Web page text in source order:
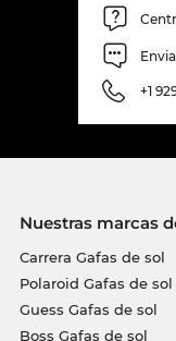
+1
Nuestras marcas
Carrera Gafas de sol
Polaroid Gafas de sol
Guess Gafas de sol
Boss Gafas de sol